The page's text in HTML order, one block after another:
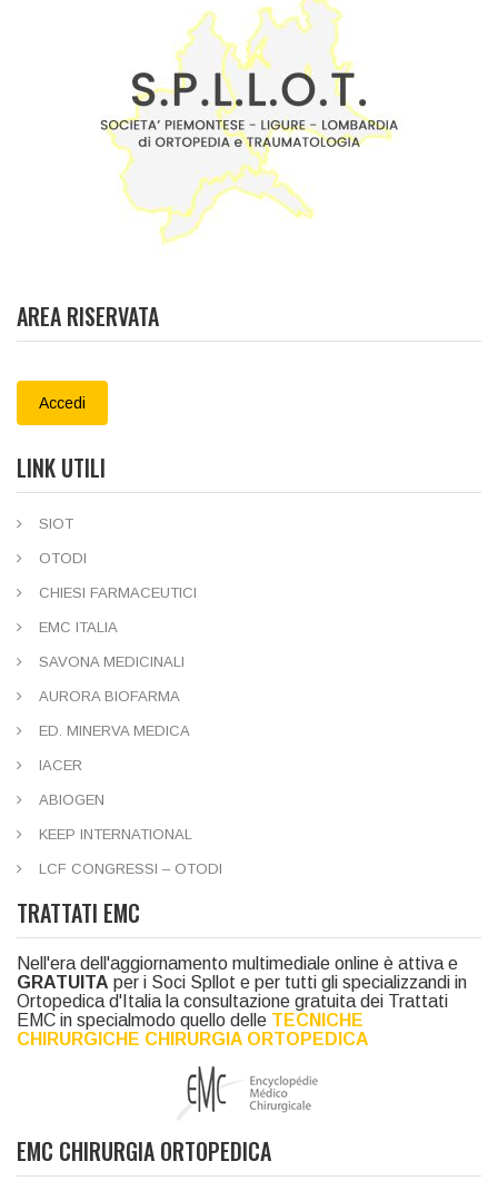
AREA RISERVATA
Accedi
LINK UTILI
SIOT
OTODI
CHIESI FARMACEUTICI
EMC ITALIA
SAVONA MEDICINALI
AURORA BIOFARMA
ED. MINERVA MEDICA
IACER
ABIOGEN
KEEP INTERNATIONAL
LCF CONGRESSI – OTODI
TRATTATI EMC
Nell'era dell'aggiornamento multimediale online è attiva e
GRATUITA per i Soci Spllot e per tutti gli specializzandi in
Ortopedica d'Italia la consultazione gratuita dei Trattati
EMC in specialmodo quello delle TECNICHE
CHIRURGICHE CHIRURGIA ORTOPEDICA
EMC CHIRURGIA ORTOPEDICA